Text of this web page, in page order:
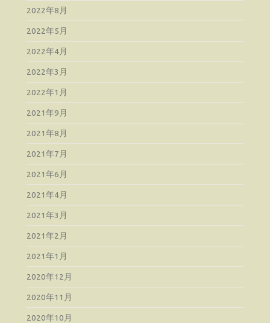
2022年8月
2022年5月
2022年4月
2022年3月
2022年1月
2021年9月
2021年8月
2021年7月
2021年6月
2021年4月
2021年3月
2021年2月
2021年1月
2020年12月
2020年11月
2020年10月